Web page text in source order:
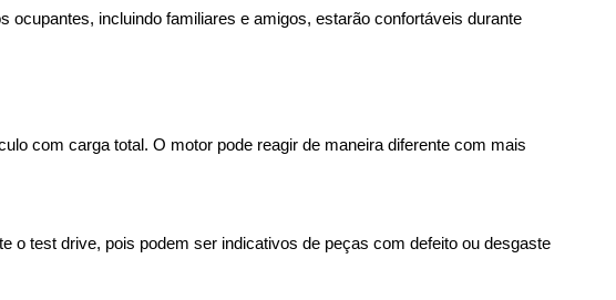
ocupantes, incluindo familiares e amigos, estarão confortáveis durante
com carga total. O motor pode reagir de maneira diferente com mais
o test drive, pois podem ser indicativos de peças com defeito ou desgaste